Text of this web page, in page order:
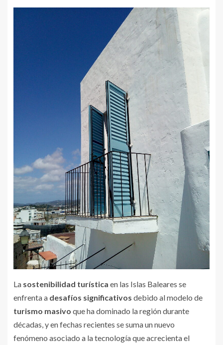
La sostenibilidad turística en las Islas Baleares se
enfrenta a desafíos significativos debido al modelo de
turismo masivo que ha dominado la región durante
décadas, y en fechas recientes se suma un nuevo
fenómeno asociado a la tecnología que acrecienta el